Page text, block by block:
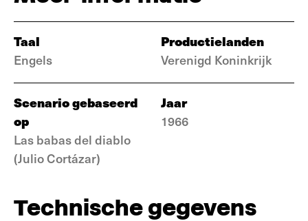
Taal
Engels
Productielanden
Verenigd Koninkrijk
Scenario gebaseerd
op
Las babas del diablo
(Julio Cortázar)
Jaar
1966
Technische gegevens